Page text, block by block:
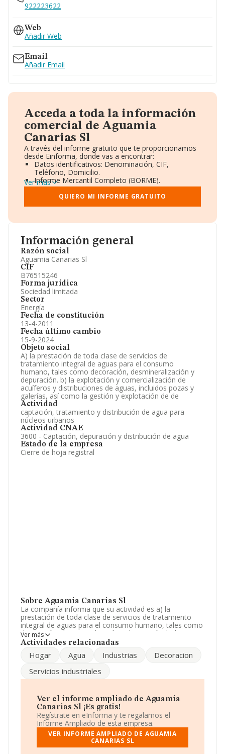
Información general
Razón social
Aguamia Canarias Sl
CIF
B76515246
Forma jurídica
Sociedad limitada
Sector
Energía
Fecha de constitución
13-4-2011
Fecha último cambio
15-9-2024
Objeto social
A) la prestación de toda clase de servicios de
tratamiento integral de aguas para el consumo
humano, tales como decoración, desmineralización y
depuración. b) la explotación y comercialización de
acuíferos y distribuciones de aguas, incluidos pozas y
galerías, así como la gestión y explotación de de
Actividad
captación, tratamiento y distribución de agua para
núcleos urbanos
Actividad CNAE
3600 - Captación, depuración y distribución de agua
Estado de la empresa
Cierre de hoja registral
Sobre Aguamia Canarias Sl
La compañía informa que su actividad es a) la
prestación de toda clase de servicios de tratamiento
integral de aguas para el consumo humano, tales como
decoración, desmineralización y depuración. b) la
explotación y comercialización de acuíferos y
como la gestión y explotación de de. La sociedad está
Limitada. Su CNAE corresponde a 3600 con código
'Captación, depuración y distribución de agua'. La
Para ponerse en contacto con sus oficinas, la empresa
facilita el número de teléfono 922223622.
La empresaAguamia Canarias S.L, CIF B76515246,
está situada en Calle Jorge Manrique Ed Rocinante núm.
5 Loc 5, (38005), Santa Cruz De Tenerife, Islas Canarias.
Ver más
Actividades relacionadas
Hogar Agua Industrias
Decoracion
Servicios industriales
Ver el informe ampliado de Aguamia
Canarias Sl ¡Es gratis!
Regístrate en eInforma y te regalamos el
Informe Ampliado de esta empresa.
VER INFORME AMPLIADO DE AGUAMIA
CANARIAS SL
922223622
Web
Añadir Web
Email
Añadir Email
Acceda a toda la información
comercial de Aguamia
Canarias Sl
A través del informe gratuito que te proporcionamos
desde Einforma, donde vas a encontrar:
Datos identificativos: Denominación, CIF,
Teléfono, Domicilio.
Informe Mercantil Completo (BORME).
Gráficos de Evolución Ventas y Empleados.
Consejo de Administración y Administradores.
Directivos y Ejecutivos.
Información oficial y registral complementaria.
Ver más
QUIERO MI INFORME GRATUITO